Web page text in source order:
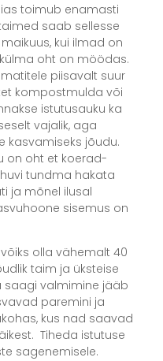
toimub enamasti
saab sellesse
kui ilmad on
oht on möödas.
piisavalt suur
kompostmulda või
istutusauku ka
vajalik, aga
kasvamiseks jõudu.
on oht et koerad-
tundma hakata
ja mõnel ilusal
sisemus on
olla vähemalt 40
taim ja üksteise
saagi valmimine jääb
paremini ja
kus nad saavad
Tiheda istutuse
sagenemisele.